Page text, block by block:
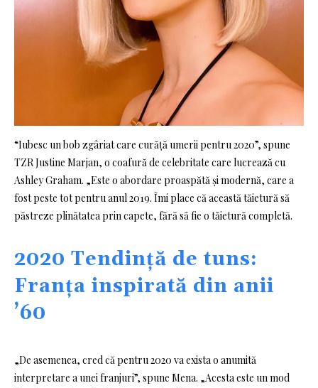
“Iubesc un bob zgâriat care curăță umerii pentru 2020”, spune
TZR Justine Marjan, o coafură de celebritate care lucrează cu
Ashley Graham. „Este o abordare proaspătă și modernă, care a
fost peste tot pentru anul 2019. Îmi place că această tăietură să
păstreze plinătatea prin capete, fără să fie o tăietură completă.
2020 Tendință de tuns:
Franța inspirată din anii
’60
„De asemenea, cred că pentru 2020 va exista o anumită
interpretare a unei franjuri”, spune Mena. „Acesta este un mod